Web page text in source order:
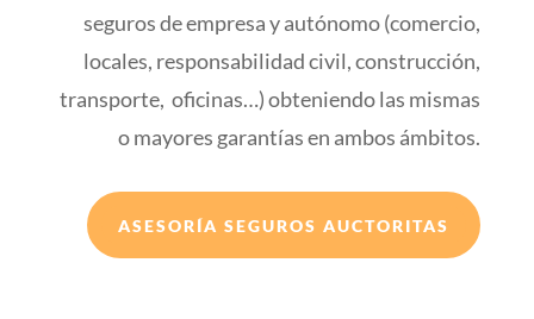
seguros de empresa y autónomo (comercio,
locales, responsabilidad civil, construcción,
transporte, oficinas…) obteniendo las mismas
o mayores garantías en ambos ámbitos.
ASESORÍA SEGUROS AUCTORITAS